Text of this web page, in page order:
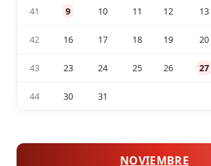
41 9 10 11 12 13
42 16 17 18 19 20
43 23 24 25 26 27
44 30 31
NOVIEMBRE